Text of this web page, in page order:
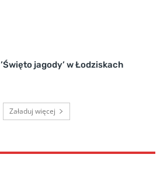
’Święto jagody’ w Łodziskach
Załaduj więcej